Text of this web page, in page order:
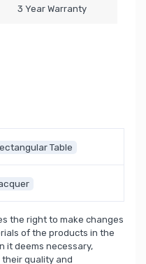
3 Year Warranty
Table
the right to make changes
of the products in the
it deems necessary,
quality and